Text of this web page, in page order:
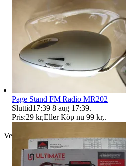
Verifierad
Page Stand FM Radio MR202
Sluttid17:39 8 aug 17:39.
Pris:29 kr,Eller Köp nu 99 kr,.